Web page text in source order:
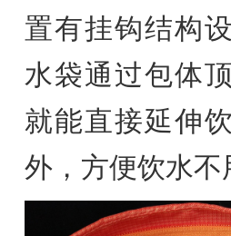
置有挂钩结构
水袋通过包体
就能直接延伸
外，方便饮水不